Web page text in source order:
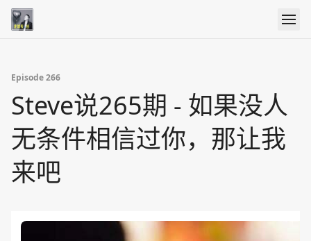
Episode 266
Steve说265期 - 如果没人
无条件相信过你，那让我
来吧